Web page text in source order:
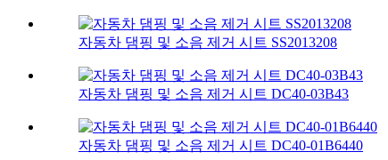
자동차 댐핑 및 소음 제거 시트 SS2013208
자동차 댐핑 및 소음 제거 시트 DC40-03B43
자동차 댐핑 및 소음 제거 시트 DC40-01B6440